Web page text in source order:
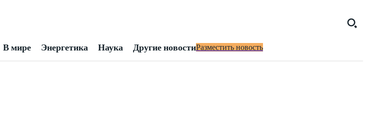
В мире Энергетика Наука Другие новостиРазместить новость